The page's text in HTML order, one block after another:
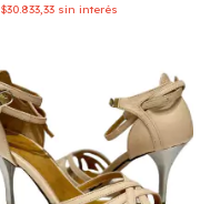
$30.833,33 sin interés